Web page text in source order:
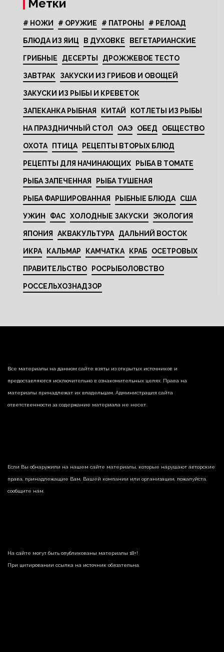
Метки
# НОЖИ # ОРУЖИЕ # ПАТРОНЫ # РЕЛОАД
БЛЮДА ИЗ ЯИЦ В ДУХОВКЕ ВЕГЕТАРИАНСКИЕ
ГРИБНЫЕ ДЕСЕРТЫ ДРОЖЖЕВОЕ ТЕСТО
ЗАВТРАК ЗАКУСКИ ИЗ ГРИБОВ И ОВОЩЕЙ
ЗАКУСКИ ИЗ РЫБЫ И КРЕВЕТОК
ЗАПЕКАНКА РЫБНАЯ КИТАЙ КОТЛЕТЫ ИЗ РЫБЫ
НА ПРАЗДНИЧНЫЙ СТОЛ ОАЭ ОБЕД ОБЩЕСТВО
ОХОТА ПТИЦА РЕЦЕПТЫ ВТОРЫХ БЛЮД
РЕЦЕПТЫ ДЛЯ НАЧИНАЮЩИХ РЫБА В ТОМАТЕ
РЫБА ЗАПЕЧЕННАЯ РЫБА ТУШЕНАЯ
РЫБА ФАРШИРОВАННАЯ РЫБНЫЕ БЛЮДА США
УЖИН ФАС ХОЛОДНЫЕ ЗАКУСКИ ЭКОЛОГИЯ
ЯПОНИЯ АКВАКУЛЬТУРА ДАЛЬНИЙ ВОСТОК
ИКРА КАЛЬМАР КАМЧАТКА КРАБ ОСЕТРОВЫХ
ПРАВИТЕЛЬСТВО РОСРЫБОЛОВСТВО
РОССЕЛЬХОЗНАДЗОР
Все материалы на данном сайте взяты из открытых источников и
предоставляются исключительно в ознакомительных целях. Права на
материалы принадлежат их владельцам. Администрация сайта
ответственности за содержание материала не несет.
Если Вы обнаружили на нашем сайте материалы, которые нарушают авторские
права, принадлежащие Вам, Вашей компании или организации, пожалуйста,
сообщите нам.
На сайте могут быть опубликованы материалы 18+!
При цитировании ссылка на источник обязательна.